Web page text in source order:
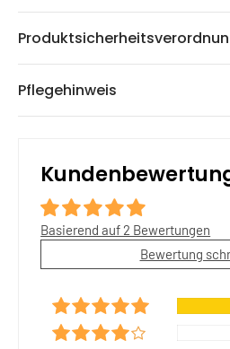
Pflegehinweis
Basierend auf 2 Bewertungen
Bewertung